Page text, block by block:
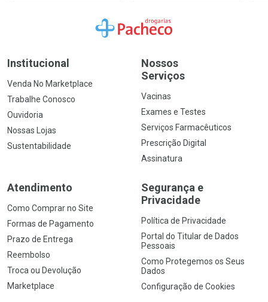
Ir para a Home
Institucional
Venda No Marketplace
Trabalhe Conosco
Ouvidoria
Nossas Lojas
Sustentabilidade
Nossos
Serviços
Vacinas
Exames e Testes
Serviços Farmacêuticos
Prescrição Digital
Assinatura
Atendimento
Como Comprar no Site
Formas de Pagamento
Prazo de Entrega
Reembolso
Troca ou Devolução
Marketplace
Segurança e
Privacidade
Política de Privacidade
Portal do Titular de Dados
Pessoais
Como Protegemos os Seus
Dados
Configuração de Cookies